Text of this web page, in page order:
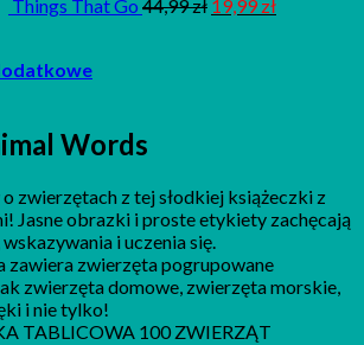
Things That Go 44,99zł 19,99zł
Words
o zwierzętach z tej słodkiej książeczki z
Jasne obrazki i proste etykiety zachęcają
i uczenia się.
zawiera zwierzęta pogrupowane
zwierzęta domowe, zwierzęta morskie,
i nie tylko!
TABLICOWA 100 ZWIERZĄT